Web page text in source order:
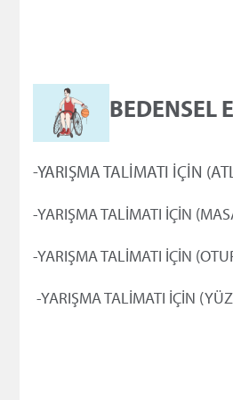
BEDENSEL
-YARIŞMA TALİMATI İÇİN
-YARIŞMA TALİMATI İÇİN
-YARIŞMA TALİMATI İÇİN
-YARIŞMA TALİMATI İÇİN